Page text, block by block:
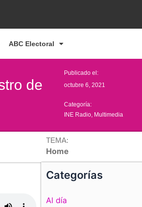
ABC Electoral
de
Publicado el:
octubre 6, 2021
Categoría:
INE Radio Multimedia
TEMA:
Home
Categorías
Al día